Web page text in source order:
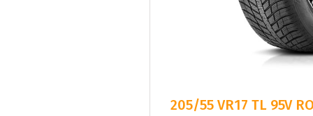
205/55 VR17 TL 95V